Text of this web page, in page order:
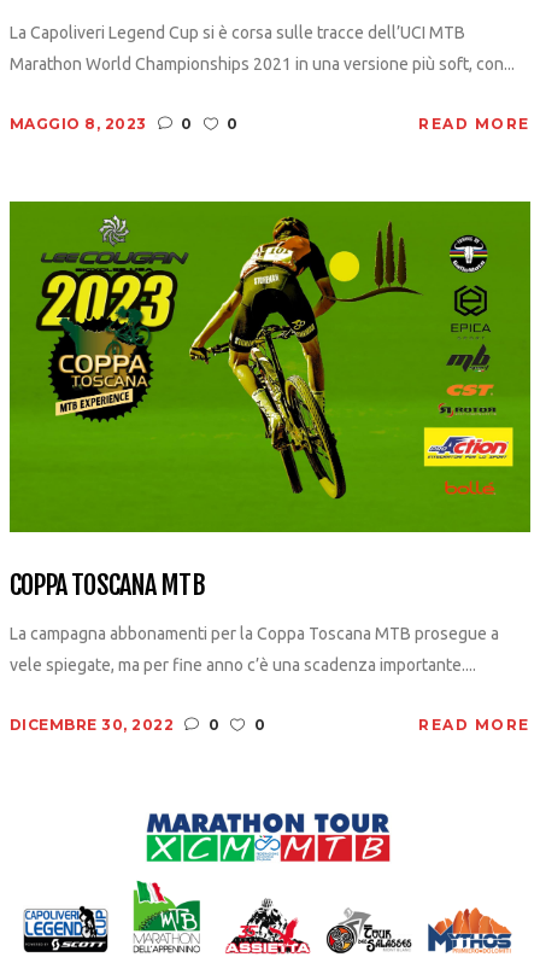
La Capoliveri Legend Cup si è corsa sulle tracce dell’UCI MTB
Marathon World Championships 2021 in una versione più soft, con...
MAGGIO 8, 2023 0 0 READ MORE
COPPA TOSCANA MTB
La campagna abbonamenti per la Coppa Toscana MTB prosegue a
vele spiegate, ma per fine anno c’è una scadenza importante....
DICEMBRE 30, 2022 0 0 READ MORE